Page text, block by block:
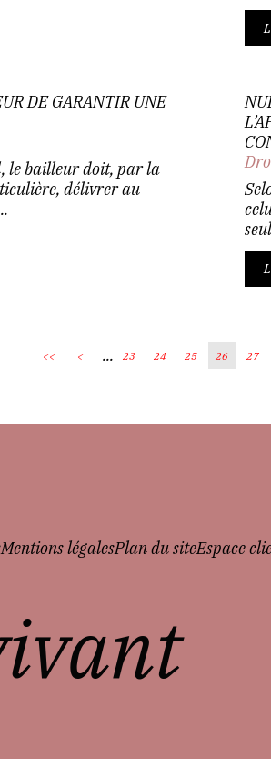
DE GARANTIR UNE
le bailleur doit, par la
délivrer au
<< < ... 23 24 25 26 27
Mentions légalesPlan du siteEspace